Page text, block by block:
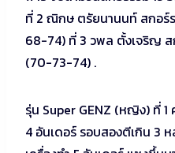
ที่ 2 ณิกษ ตรัยนานนท์ สกอร์ร
68-74) ที่ 3 วพล ตั้งเจริญ สก
(70-73-74) .
รุ่น Super GENZ (หญิง) ที่
4 อันเดอร์ รอบสองตีเกิน 3